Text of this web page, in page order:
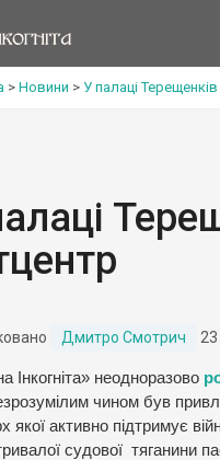
> Новини > У палаці
Дмитро Смотрич
Інкогніта» неодноразово
чином був
якої активно підтримує
судової тяганини